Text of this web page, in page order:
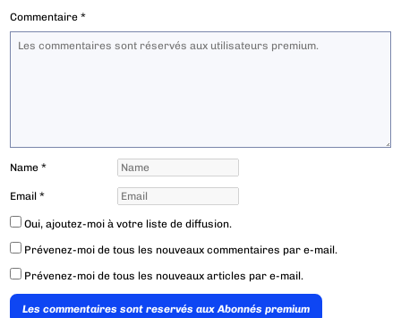
Commentaire*
Name*
Email*
Oui, ajoutez-moi à votre liste de diffusion.
Prévenez-moi de tous les nouveaux commentaires par e-mail.
Prévenez-moi de tous les nouveaux articles par e-mail.
Les commentaires sont reservés aux Abonnés premium